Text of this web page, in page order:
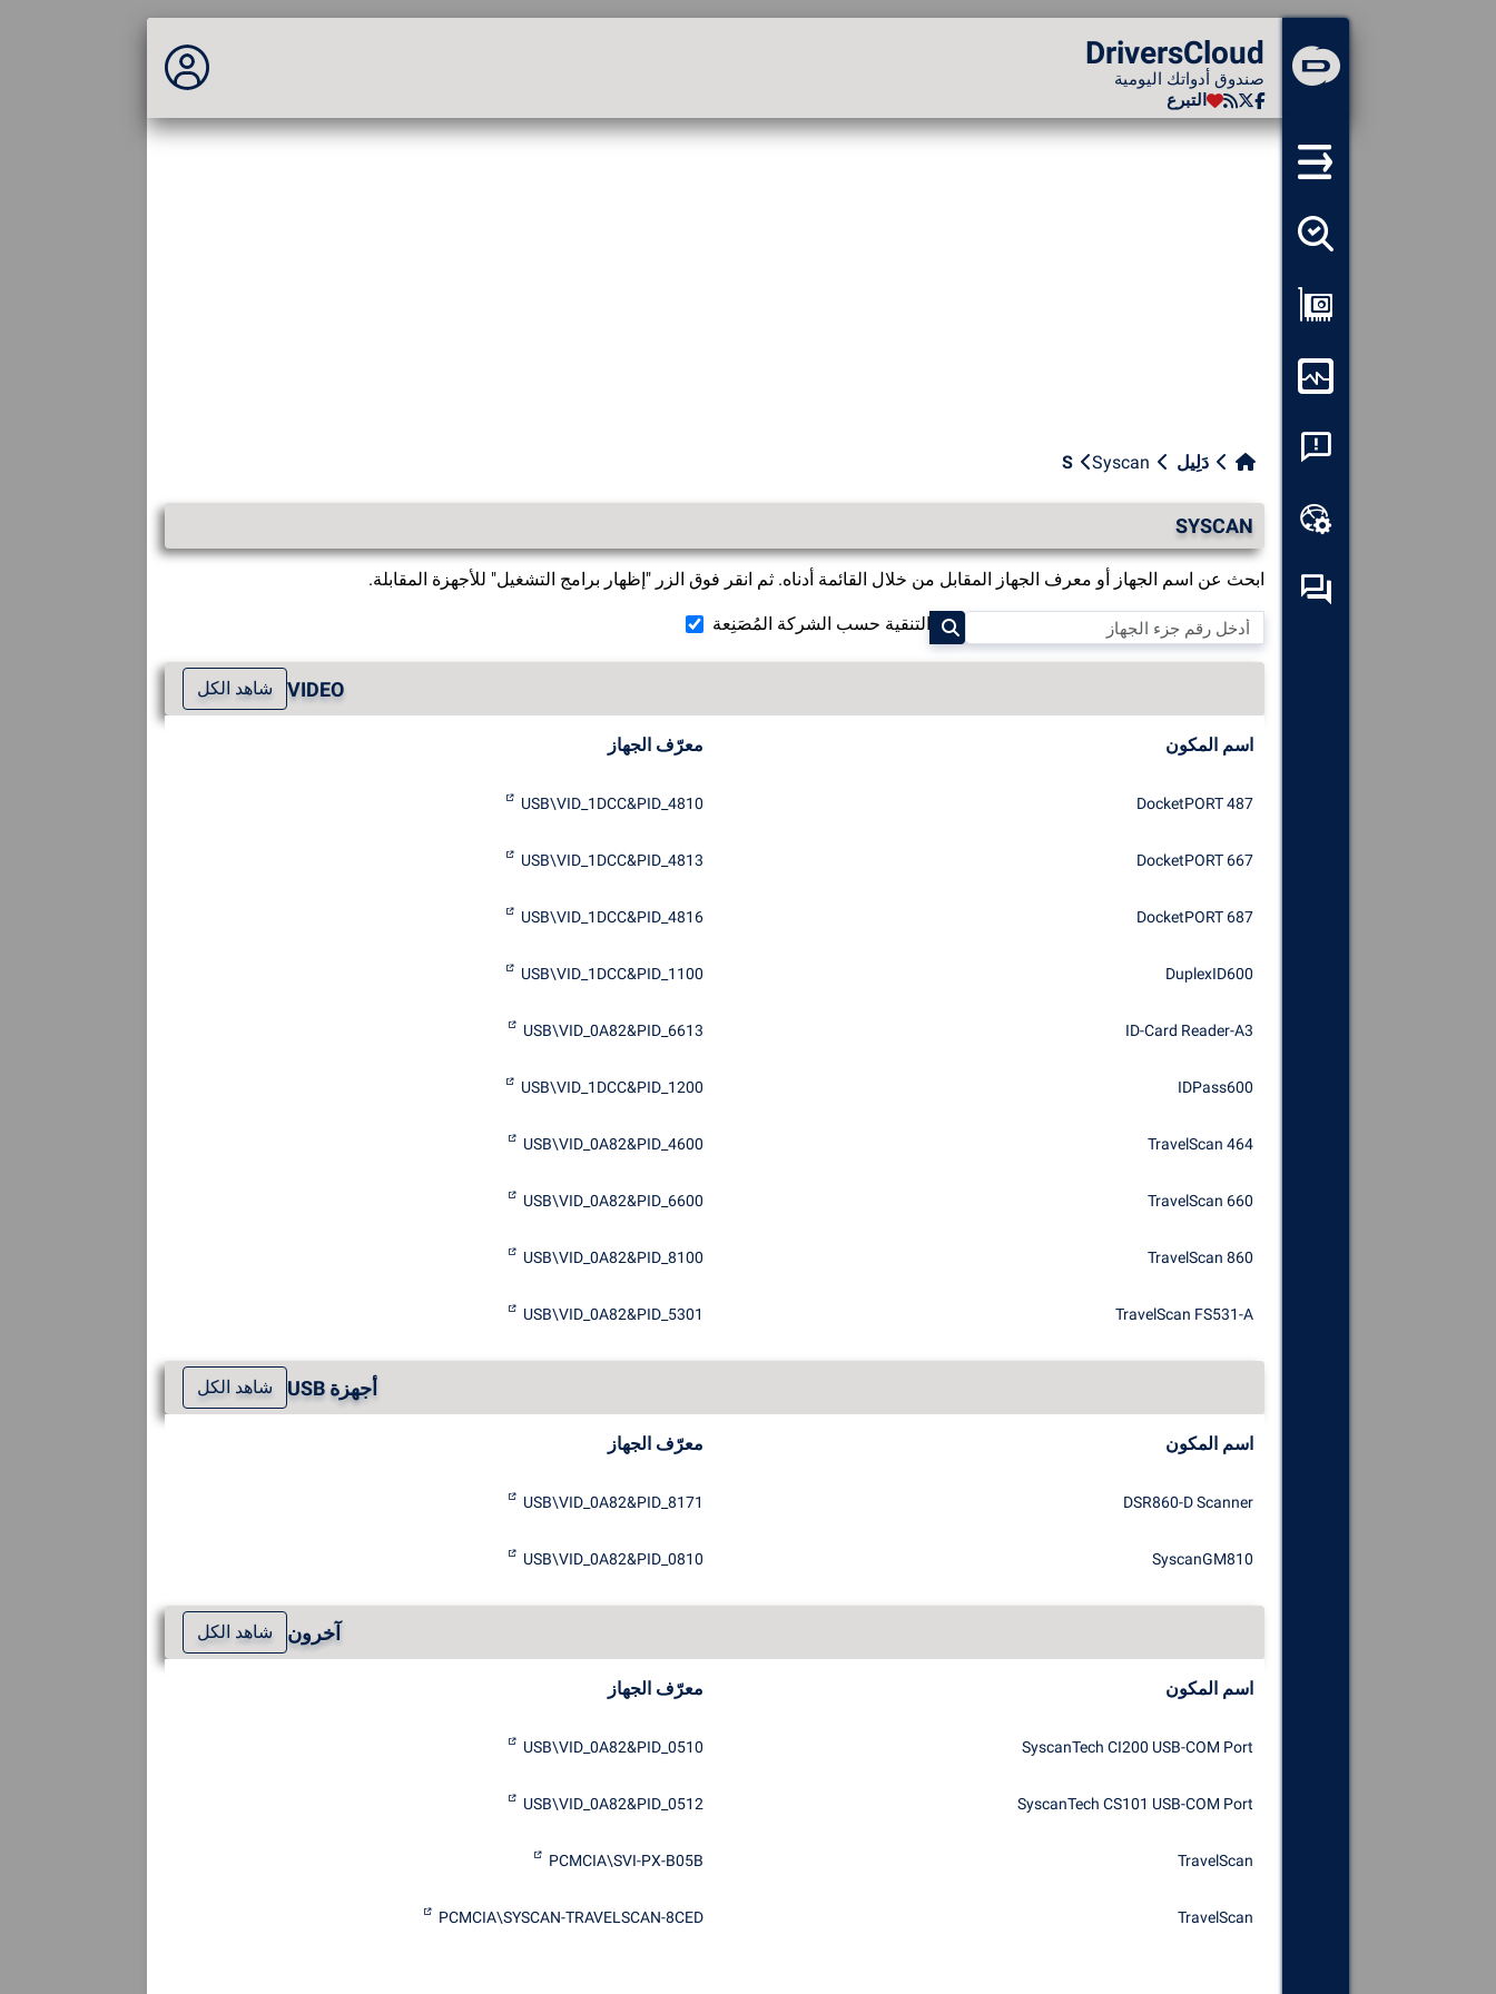
DriversCloud
صندوق أدواتك اليومية
التبرع
لم تقم بتسجيل الدخول...
DriversCloud
صندوق أدواتك اليومية
التبرع
اكتشاف جميع برامج التشغيل
عرض التكوين الخاص بي
مراقبة جهاز الكمبيوتر الخاص
فحص تعطل النظام
مجموعة أدوات عبر الإنترنت
منتدى المساعدة المتبادلة
وإصلاح جميع الأسباب
التي تسبب الأعطال (الشاشات
أي برامج تشغيل مفقودة
دَلِيل S Syscan
SYSCAN
ابحث عن اسم الجهاز أو معرف الجهاز المقابل من خلال القائمة أدناه. ثم انقر فوق الزر "إظهار برامج التشغيل" للأجهزة المقابلة.
التنقية حسب الشركة المُصَنِعة
VIDEO شاهد الكل
اسم المكون معرّف الجهاز
DocketPORT 487
USB\VID_1DCC&PID_4810
DocketPORT 667
USB\VID_1DCC&PID_4813
DocketPORT 687
USB\VID_1DCC&PID_4816
DuplexID600
USB\VID_1DCC&PID_1100
ID-Card Reader-A3
USB\VID_0A82&PID_6613
IDPass600
USB\VID_1DCC&PID_1200
TravelScan 464
USB\VID_0A82&PID_4600
TravelScan 660
USB\VID_0A82&PID_6600
TravelScan 860
USB\VID_0A82&PID_8100
TravelScan FS531-A
USB\VID_0A82&PID_5301
أجهزة USB شاهد الكل
اسم المكون معرّف الجهاز
DSR860-D Scanner
USB\VID_0A82&PID_8171
SyscanGM810
USB\VID_0A82&PID_0810
آخرون شاهد الكل
اسم المكون معرّف الجهاز
SyscanTech CI200 USB-COM Port
USB\VID_0A82&PID_0510
SyscanTech CS101 USB-COM Port
USB\VID_0A82&PID_0512
TravelScan
PCMCIA\SVI-PX-B05B
TravelScan
PCMCIA\SYSCAN-TRAVELSCAN-8CED